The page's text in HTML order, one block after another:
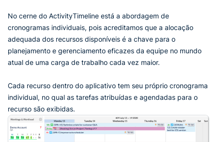
No cerne do ActivityTimeline está a abordagem de
cronogramas individuais, pois acreditamos que a alocação
adequada dos recursos disponíveis é a chave para o
planejamento e gerenciamento eficazes da equipe no mundo
atual de uma carga de trabalho cada vez maior.
Cada recurso dentro do aplicativo tem seu próprio cronograma
individual, no qual as tarefas atribuídas e agendadas para o
recurso são exibidas.